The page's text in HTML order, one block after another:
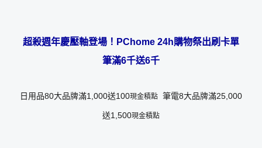
超殺週年慶壓軸登場！ PChome 24h購物祭出刷卡單
筆滿6千送6千
日用品80大品牌滿1,000送100現金積點 筆電8大品牌滿25,000
送1,500現金積點